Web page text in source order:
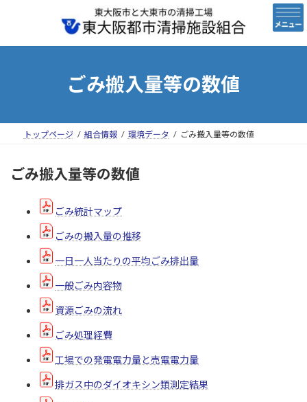
ン
ー
ごみ搬入量等の数値
トップページ 組合情報 環境データ ごみ搬入量等の数値
ごみ搬入量等の数値
ごみ統計マップ
ごみの搬入量の推移
一日一人当たりの平均ごみ排出量
一般ごみ内容物
資源ごみの流れ
ごみ処理経費
工場での発電電力量と売電電力量
排ガス中のダイオキシン類測定結果